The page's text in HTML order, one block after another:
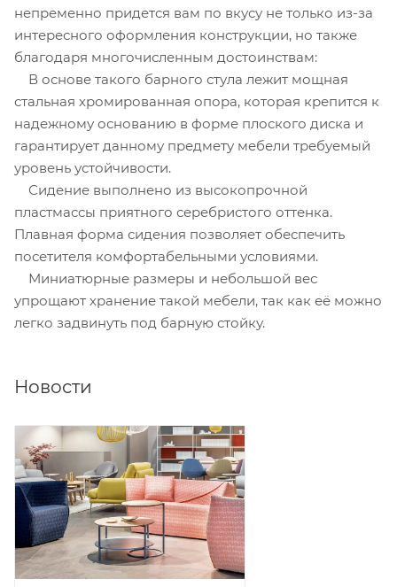
непременно придется вам по вкусу не только из-за
интересного оформления конструкции, но также
благодаря многочисленным достоинствам:
В основе такого барного стула лежит мощная
стальная хромированная опора, которая крепится к
надежному основанию в форме плоского диска и
гарантирует данному предмету мебели требуемый
уровень устойчивости.
Сидение выполнено из высокопрочной
пластмассы приятного серебристого оттенка.
Плавная форма сидения позволяет обеспечить
посетителя комфортабельными условиями.
Миниатюрные размеры и небольшой вес
упрощают хранение такой мебели, так как её можно
легко задвинуть под барную стойку.
Новости